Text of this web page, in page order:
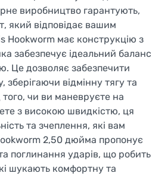
виробництво гарантують,
який відповідає вашим
Hookworm має конструкцію з
забезпечує ідеальний баланс
Це дозволяє забезпечити
зберігаючи відмінну тягу та
чи ви маневруєте на
з високою швидкістю, ця
та зчеплення, які вам
2,50 дюйма пропонує
поглинання ударів, що робить
шукають комфортну та